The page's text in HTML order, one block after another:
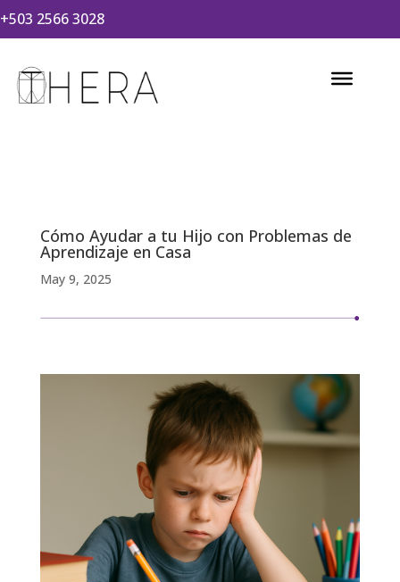
+503 2566 3028
Cómo Ayudar a tu Hijo con Problemas de
Aprendizaje en Casa
May 9, 2025